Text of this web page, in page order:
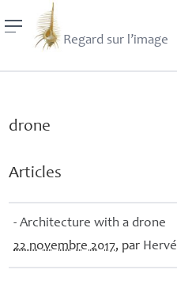
Regard sur l’image
drone
Articles
- Architecture with a drone
22 novembre 2017, par Hervé